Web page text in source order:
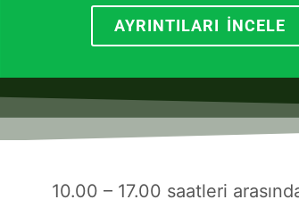
AYRINTILARI İNCELE
10.00 – 17.00 saatleri